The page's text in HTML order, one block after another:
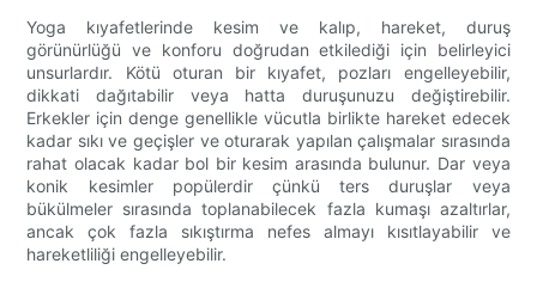
Yoga kıyafetlerinde kesim ve kalıp, hareket, duruş
görünürlüğü ve konforu doğrudan etkilediği için belirleyici
unsurlardır. Kötü oturan bir kıyafet, pozları engelleyebilir,
dikkati dağıtabilir veya hatta duruşunuzu değiştirebilir.
Erkekler için denge genellikle vücutla birlikte hareket edecek
kadar sıkı ve geçişler ve oturarak yapılan çalışmalar sırasında
rahat olacak kadar bol bir kesim arasında bulunur. Dar veya
konik kesimler popülerdir çünkü ters duruşlar veya
bükülmeler sırasında toplanabilecek fazla kumaşı azaltırlar,
ancak çok fazla sıkıştırma nefes almayı kısıtlayabilir ve
hareketliliği engelleyebilir.